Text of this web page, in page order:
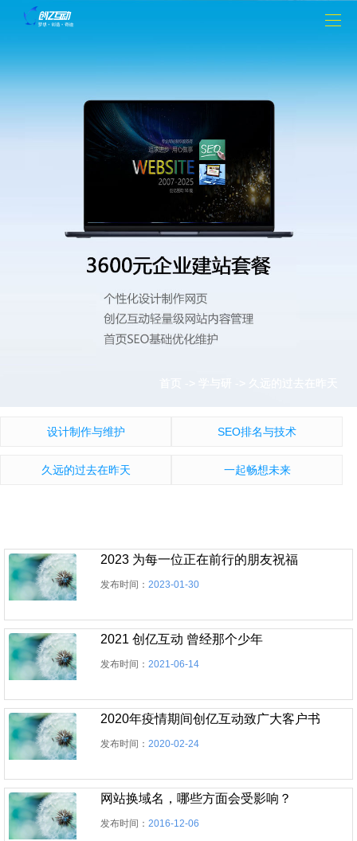
设计制作与维护 SEO排名与技术
久远的过去在昨天 一起畅想未来
2023 为每一位正在前行的朋友祝福
发布时间：2023-01-30
2021 创亿互动 曾经那个少年
发布时间：2021-06-14
2020年疫情期间创亿互动致广大客户书
发布时间：2020-02-24
网站换域名，哪些方面会受影响？
发布时间：2016-12-06